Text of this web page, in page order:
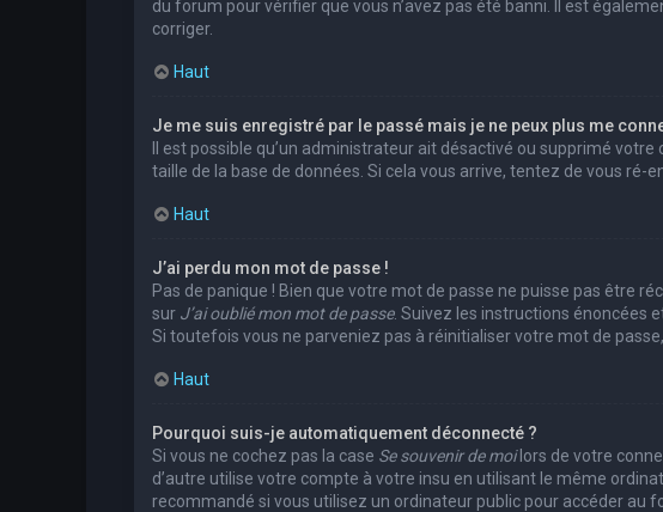
du forum pour vérifier que vous n’avez pas été banni. Il est
corriger.
Haut
Je me suis enregistré par le passé mais je ne peux plus me
Il est possible qu’un administrateur ait désactivé ou supprimé
taille de la base de données. Si cela vous arrive, tentez de vous ré-
Haut
J’ai perdu mon mot de passe !
Pas de panique ! Bien que votre mot de passe ne puisse pas être
sur J’ai oublié mon mot de passe. Suivez les instructions énoncées
Si toutefois vous ne parveniez pas à réinitialiser votre mot de
Haut
Pourquoi suis-je automatiquement déconnecté ?
Si vous ne cochez pas la case Se souvenir de moilors de votre
d’autre utilise votre compte à votre insu en utilisant le même
recommandé si vous utilisez un ordinateur public pour accéder au